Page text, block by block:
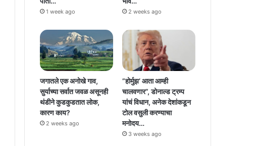
1 week ago 2 weeks ago
जगातले एक अनोखे गाव,
सुर्याच्या सर्वात जवळ असूनही
थंडीने कुडकुडतात लोक,
कारण काय?
2 weeks ago
”होर्मुझ’ आता आम्ही
चालवणार”, डोनाल्ड ट्रम्प
यांचं विधान, अनेक देशांकडून
टोल वसुली करण्याचा
मनोदय…
3 weeks ago